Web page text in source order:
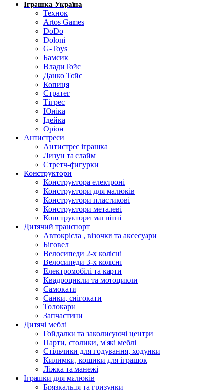
Іграшка Україна
Технок
Artos Games
DoDo
Doloni
G-Toys
Бамсик
ВладиТойс
Данко Тойс
Копиця
Стратег
Тігрес
Юніка
Ідейка
Оріон
Антистреси
Антистрес іграшка
Лизун та слайм
Стретч-фигурки
Конструктори
Конструктора електроні
Конструктори для малюків
Конструктори пластикові
Конструктори металеві
Конструктори магнітні
Дитячий транспорт
Автокрісла , візочки та аксесуари
Біговел
Велосипеди 2-х колісні
Велосипеди 3-х колісні
Електромобілі та карти
Квадроцикли та мотоцикли
Самокати
Санки, снігокати
Толокари
Запчастини
Дитячі меблі
Гойдалки та заколисуючі центри
Парти, столики, м'які меблі
Стільчики для годування, ходунки
Килимки, кошики для іграшок
Ліжка та манежі
Іграшки для малюків
Брязкальця та гризунки